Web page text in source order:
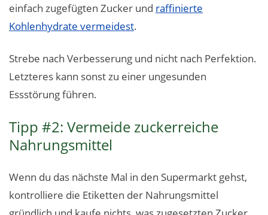
einfach zugefügten Zucker und raffinierte
Kohlenhydrate vermeidest.
Strebe nach Verbesserung und nicht nach Perfektion.
Letzteres kann sonst zu einer ungesunden
Essstörung führen.
Tipp #2: Vermeide zuckerreiche
Nahrungsmittel
Wenn du das nächste Mal in den Supermarkt gehst,
kontrolliere die Etiketten der Nahrungsmittel